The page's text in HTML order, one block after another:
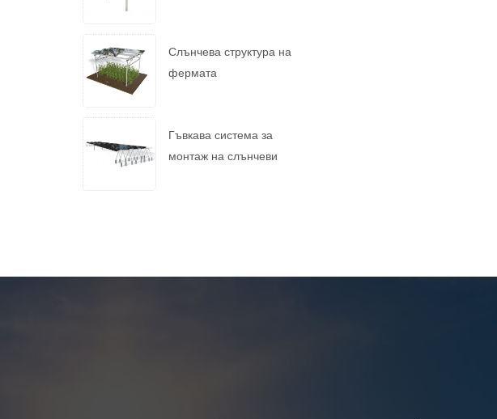
Слънчева структура на
фермата
Гъвкава система за
монтаж на слънчеви